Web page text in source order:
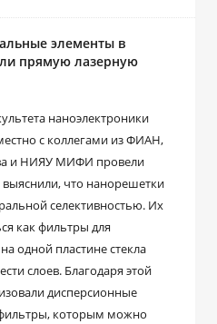
элементы в
прямую лазерную
наноэлектроники
с коллегами из ФИАН,
и НИЯУ МИФИ провели
выяснили, что нанорешетки
селективностью. Их
как фильтры для
одной пластине стекла
слоев. Благодаря этой
дисперсионные
которым можно